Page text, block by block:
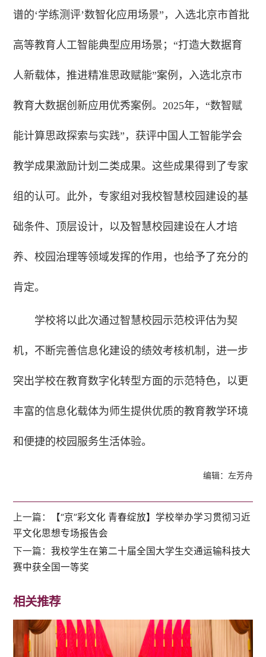
谱的‘学练测评’数智化应用场景”，入选北京市首批
高等教育人工智能典型应用场景；“打造大数据育
人新载体，推进精准思政赋能”案例，入选北京市
教育大数据创新应用优秀案例。2025年，“数智赋
能计算思政探索与实践”，获评中国人工智能学会
教学成果激励计划二类成果。这些成果得到了专家
组的认可。此外，专家组对我校智慧校园建设的基
础条件、顶层设计，以及智慧校园建设在人才培
养、校园治理等领域发挥的作用，也给予了充分的
肯定。
学校将以此次通过智慧校园示范校评估为契
机，不断完善信息化建设的绩效考核机制，进一步
突出学校在教育数字化转型方面的示范特色，以更
丰富的信息化载体为师生提供优质的教育教学环境
和便捷的校园服务生活体验。
编辑：左芳舟
上一篇：
【“京”彩文化 青春绽放】学校举办学习贯彻习近
平文化思想专场报告会
下一篇：我校学生在第二十届全国大学生交通运输科技大
赛中获全国一等奖
相关推荐